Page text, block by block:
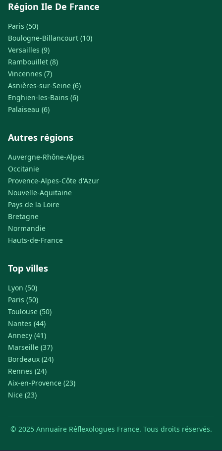
Région Ile De France
Paris (50)
Boulogne-Billancourt (10)
Versailles (9)
Rambouillet (8)
Vincennes (7)
Asnières-sur-Seine (6)
Enghien-les-Bains (6)
Palaiseau (6)
Autres régions
Auvergne-Rhône-Alpes
Occitanie
Provence-Alpes-Côte d'Azur
Nouvelle-Aquitaine
Pays de la Loire
Bretagne
Normandie
Hauts-de-France
Top villes
Lyon (50)
Paris (50)
Toulouse (50)
Nantes (44)
Annecy (41)
Marseille (37)
Bordeaux (24)
Rennes (24)
Aix-en-Provence (23)
Nice (23)
© 2025 Annuaire Réflexologues France. Tous droits réservés.